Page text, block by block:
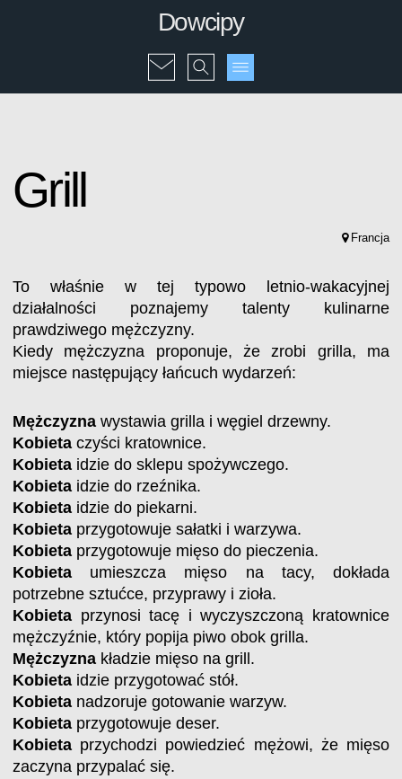
Dowcipy
Grill
Francja
To właśnie w tej typowo letnio-wakacyjnej
działalności poznajemy talenty kulinarne
prawdziwego mężczyzny.
Kiedy mężczyzna proponuje, że zrobi grilla, ma
miejsce następujący łańcuch wydarzeń:
Mężczyzna wystawia grilla i węgiel drzewny.
Kobieta czyści kratownice.
Kobieta idzie do sklepu spożywczego.
Kobieta idzie do rzeźnika.
Kobieta idzie do piekarni.
Kobieta przygotowuje sałatki i warzywa.
Kobieta przygotowuje mięso do pieczenia.
Kobieta umieszcza mięso na tacy, dokłada
potrzebne sztućce, przyprawy i zioła.
Kobieta przynosi tacę i wyczyszczoną kratownice
mężczyźnie, który popija piwo obok grilla.
Mężczyzna kładzie mięso na grill.
Kobieta idzie przygotować stół.
Kobieta nadzoruje gotowanie warzyw.
Kobieta przygotowuje deser.
Kobieta przychodzi powiedzieć mężowi, że mięso
zaczyna przypalać się.